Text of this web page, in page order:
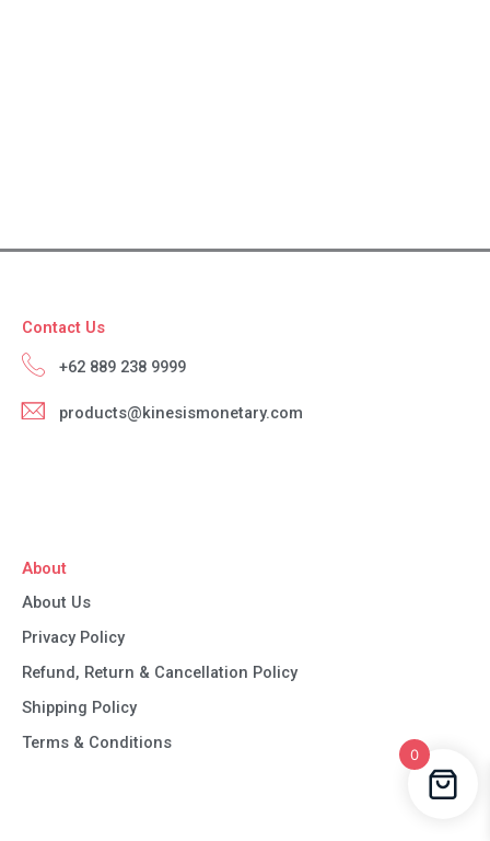
Contact Us
+62 889 238 9999
products@kinesismonetary.com
About
About Us
Privacy Policy
Refund, Return & Cancellation Policy
Shipping Policy
Terms & Conditions
0